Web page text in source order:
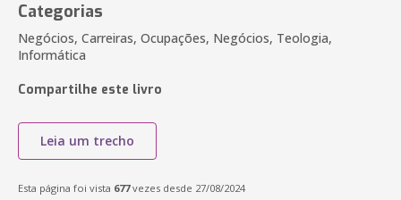
Categorias
Negócios, Carreiras, Ocupações, Negócios, Teologia,
Informática
Compartilhe este livro
Leia um trecho
Esta página foi vista 677vezes desde 27/08/2024